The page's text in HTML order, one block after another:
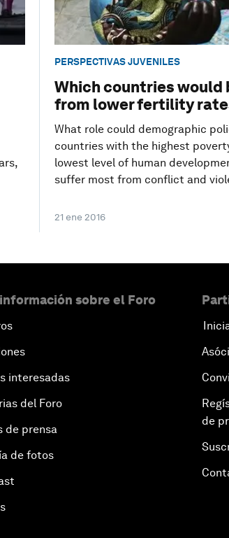
PERSPECTIVAS JUVENILES
Which countries would
from lower fertility
What role could demographic
countries with the highest
lowest level of human
suffer most from conflict and
21 ene 2016
sobre el Foro
interesadas
del Foro
de prensa
de fotos
de